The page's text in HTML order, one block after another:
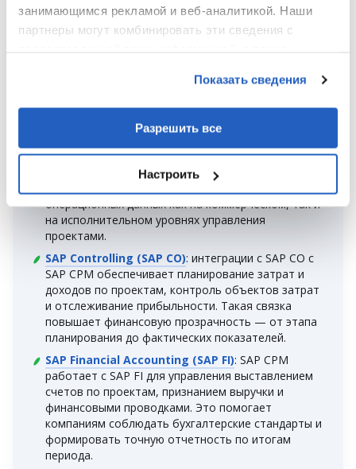
занимающимся рекламой и веб-аналитикой. Наши
партнеры могут комбинировать эти сведения с
Показать сведения
Разрешить все
Настроить
Как SAP Commercial Project
Management работает в связке с
другими SAP-решениями
SAP Project System (SAP PS)
интегрируется с SAP PS для синхронизации
структур WBS, проектных сетей и графиков. Это
операционных данных как на коммерческом, так и
на исполнительном уровнях управления
проектами.
SAP Controlling (SAP CO): интеграции с SAP CO с
SAP CPM обеспечивает планирование затрат и
доходов по проектам, контроль объектов затрат
и отслеживание прибыльности. Такая связка
повышает финансовую прозрачность — от этапа
планирования до фактических показателей.
SAP Financial Accounting (SAP FI): SAP CPM
работает с SAP FI для управления выставлением
счетов по проектам, признанием выручки и
финансовыми проводками. Это помогает
компаниям соблюдать бухгалтерские стандарты и
формировать точную отчетность по итогам
периода.